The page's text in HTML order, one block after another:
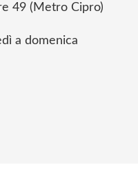
49 (Metro Cipro)
a domenica